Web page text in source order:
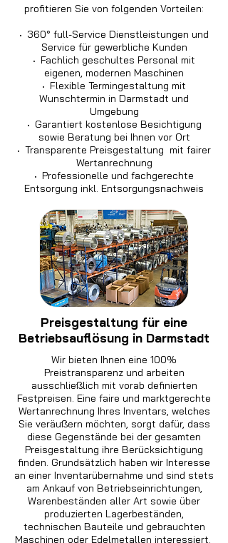
profitieren Sie von folgenden Vorteilen:
· 360° full-Service Dienstleistungen und
Service für gewerbliche Kunden
· Fachlich geschultes Personal mit
eigenen, modernen Maschinen
· Flexible Termingestaltung mit
Wunschtermin in Darmstadt und
Umgebung
·Garantiert kostenlose Besichtigung
sowie Beratung bei Ihnen vor Ort
· Transparente Preisgestaltung mit fairer
Wertanrechnung
· Professionelle und fachgerechte
Entsorgung inkl. Entsorgungsnachweis
Preisgestaltung für eine
Betriebsauflösung in Darmstadt
Wir bieten Ihnen eine 100%
Preistransparenz und arbeiten
ausschließlich mit vorab definierten
Festpreisen. Eine faire und marktgerechte
Wertanrechnung Ihres Inventars, welches
Sie veräußern möchten, sorgt dafür, dass
diese Gegenstände bei der gesamten
Preisgestaltung ihre Berücksichtigung
finden. Grundsätzlich haben wir Interesse
an einer Inventarübernahme und sind stets
am Ankauf von Betriebseinrichtungen,
Warenbeständen aller Art sowie über
produzierten Lagerbeständen,
technischen Bauteile und gebrauchten
Maschinen oder Edelmetallen interessiert.